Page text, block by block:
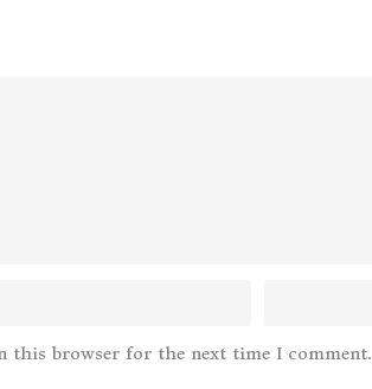
this browser for the next time I comment.